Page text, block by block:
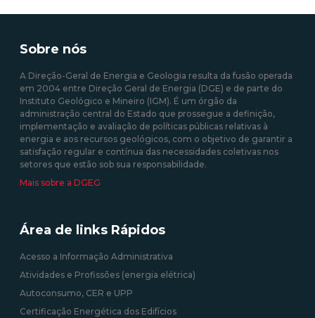
capacidade de receção na
produzida em centrais
solares fotovoltaicas -
09/09/2020 12:00:00
10/08/2020 12:00:00
Sobre nós
A Direção-Geral de Energia e Geologia resulta da fusão operada
em 2004 entre Direção Geral de Energia (DGE) e de parte do
Instituto Geológico e Mineiro (IGM). É um órgão da
administração central do Estado que prossegue a definição,
implementação e avaliação de políticas públicas relativas à
energia e aos recursos geológicos, com o objetivo de garantir a
satisfação regular e contínua das necessidades coletivas nos
setores que estão sob sua responsabilidade.
Mais sobre a DGEG
Área de links Rápidos
Acesso a Informação Administrativa
Atividades e Profissões (energia elétrica)
Autoconsumo, CER e UPP
Certificação Energética dos Edifícios